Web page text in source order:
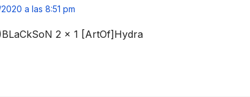
a las 8:51 pm
2 x 1 [ArtOf]Hydra